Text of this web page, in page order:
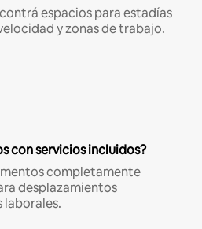
espacios para estadías
y zonas de trabajo.
con servicios incluidos?
completamente
desplazamientos
laborales.